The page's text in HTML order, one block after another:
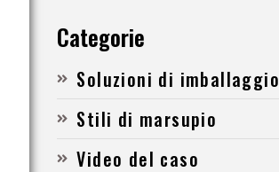
Categorie
Soluzioni di imballaggio
Stili di marsupio
Video del caso